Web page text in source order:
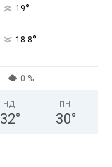
19°
18.8°
0 %
НД
32°
ПН
30°